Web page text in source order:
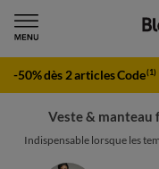
-50% dès 2 articles Code(1)
Veste & manteau
Indispensable lorsque les